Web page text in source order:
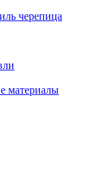
черепица
материалы